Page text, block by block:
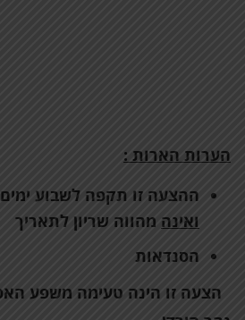
הערות הארות :
ההצעה זו תקפה לשבוע
ואינה מהווה שריון לתאריך
הסנדאות
הצעה זו הינה טעימה משפע